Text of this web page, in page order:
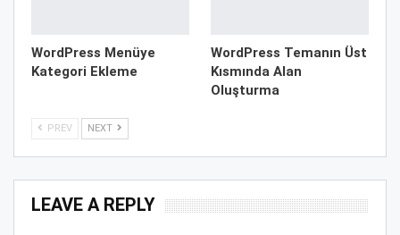
WordPress Menüye
Kategori Ekleme
WordPress Temanın Üst
Kısmında Alan
Oluşturma
PREV NEXT
LEAVE A REPLY